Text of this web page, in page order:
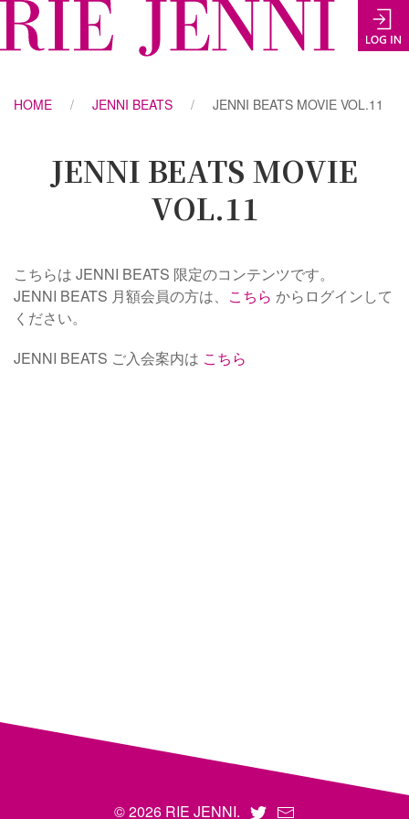
HOME JENNI BEATS JENNI BEATS MOVIE VOL.11
JENNI BEATS MOVIE
VOL.11
こちらは JENNI BEATS 限定のコンテンツです。
JENNI BEATS 月額会員の方は、 こちら からログインして
ください。
JENNI BEATS ご入会案内は こちら
© 2026 RIE JENNI.